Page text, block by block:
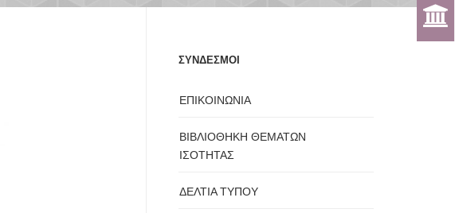
ΣΥΝΔΕΣΜΟΙ
ΕΠΙΚΟΙΝΩΝΙΑ
ΒΙΒΛΙΟΘΗΚΗ ΘΕΜΑΤΩΝ
ΙΣΟΤΗΤΑΣ
ΔΕΛΤΙΑ ΤΥΠΟΥ